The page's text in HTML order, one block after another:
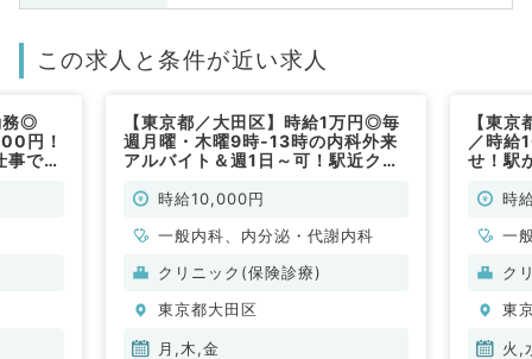
この求人と条件が近い求人
務◎
円！
事で
【東京都／大田区】時給1万円◎毎
週月曜・木曜9時‐13時の内科外来
アルバイト＆週1日～可！駅近クリ
非常勤）
時給10,000円
一般内科、内分泌・代謝内科
クリニック(保険診療)
東京都大田区
月,木,金
【東
／時
せ！駅
時
一
科
ク
東
火,